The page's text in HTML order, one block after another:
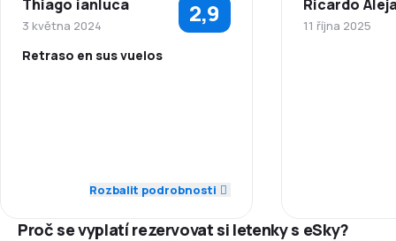
Síť spojení 2,0
Ceny letenek
Thiago ianluca
3 května 2024 2,9
Retraso en sus vuelos
Síť spojení 2,0
Ceny letenek 4,0
Rozbalit podrobnosti
Ricardo
11 října 2025
Proč se vyplatí rezervovat si letenky s eSky?